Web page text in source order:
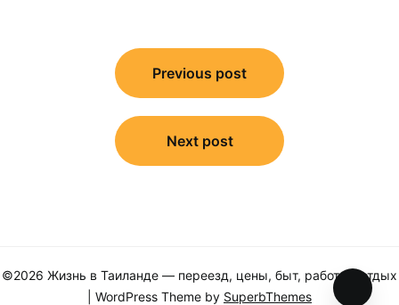
Навигация
Previous post
Next post
©2026 Жизнь в Таиланде — переезд, цены, быт, работа и отдых
| WordPress Theme by SuperbThemes